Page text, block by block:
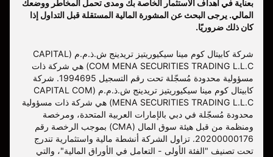
بعناية في أهداف الاستثمار الخاصة بك ومدى تحمل المخاطر ووضعك
المالي. يرجى البحث عن المشورة المالية المستقلة قبل التداول إذا
كان ذلك ضروريًا.
شركة كابيتال كوم مينا سيكيوريتيز تريدينج ش.ذ.م.م (CAPITAL
COM MENA SECURITIES TRADING L.L.C) هي شركة ذات
مسؤولية محدودة مُسجّلة تحت رقم التسجيل 1994695. شركة
كابيتال كوم مينا سيكيوريتيز تريدينج ش.ذ.م.م (CAPITAL COM
MENA SECURITIES TRADING L.L.C) هي شركة ذات مسؤولية
محدودة مُسجّلة في دبي بالإمارات العربية المتحدة، ومرخصة
ومنظمة من قبل هيئة سوق المال (CMA) بموجب الرخصة رقم
20200000176. تزاول الشركة أنشطة مالية واستثمارية تندرج
تحت تصنيف "الفئة الأولى - التعامل في الأوراق المالية"، والتي